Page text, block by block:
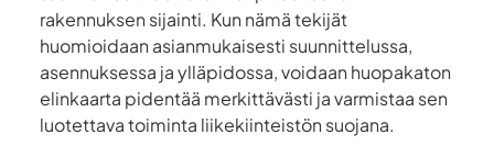
rakennuksen sijainti. Kun nämä tekijät
huomioidaan asianmukaisesti suunnittelussa,
asennuksessa ja ylläpidossa, voidaan huopakaton
elinkaarta pidentää merkittävästi ja varmistaa sen
luotettava toiminta liikekiinteistön suojana.